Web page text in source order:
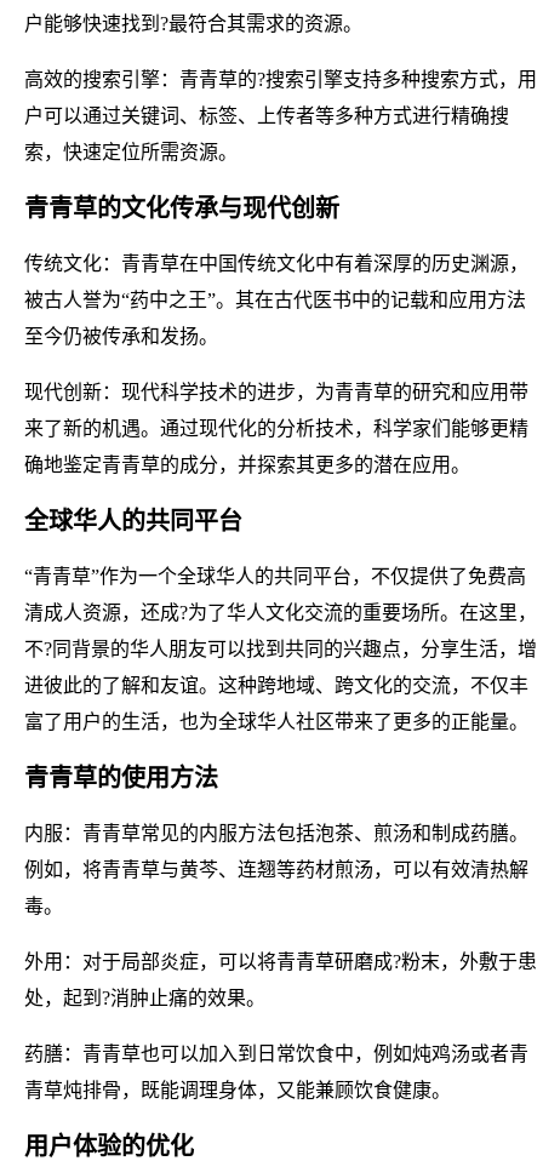
户能够快速找到?最符合其需求的资源。
高效的搜索引擎：青青草的?搜索引擎支持多种搜索方式，用
户可以通过关键词、标签、上传者等多种方式进行精确搜
索，快速定位所需资源。
青青草的文化传承与现代创新
传统文化：青青草在中国传统文化中有着深厚的历史渊源，
被古人誉为“药中之王”。其在古代医书中的记载和应用方法
至今仍被传承和发扬。
现代创新：现代科学技术的进步，为青青草的研究和应用带
来了新的机遇。通过现代化的分析技术，科学家们能够更精
确地鉴定青青草的成分，并探索其更多的潜在应用。
全球华人的共同平台
“青青草”作为一个全球华人的共同平台，不仅提供了免费高
清成人资源，还成?为了华人文化交流的重要场所。在这里，
不?同背景的华人朋友可以找到共同的兴趣点，分享生活，增
进彼此的了解和友谊。这种跨地域、跨文化的交流，不仅丰
富了用户的生活，也为全球华人社区带来了更多的正能量。
青青草的使用方法
内服：青青草常见的内服方法包括泡茶、煎汤和制成药膳。
例如，将青青草与黄芩、连翘等药材煎汤，可以有效清热解
毒。
外用：对于局部炎症，可以将青青草研磨成?粉末，外敷于患
处，起到?消肿止痛的效果。
药膳：青青草也可以加入到日常饮食中，例如炖鸡汤或者青
青草炖排骨，既能调理身体，又能兼顾饮食健康。
用户体验的优化